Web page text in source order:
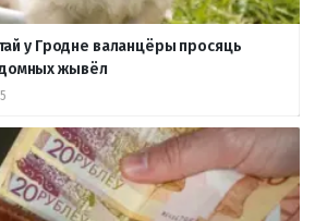
у Гродне валанцёры просяць
жывёл